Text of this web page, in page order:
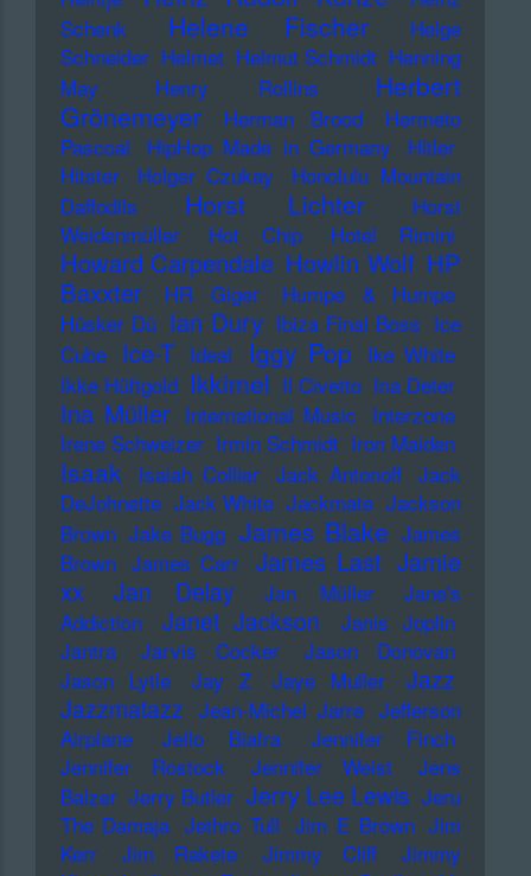
Schenk
Helene Fischer
Helge
Schneider Helmet Helmut Schmidt Henning
May
Henry Rollins
Herbert
Grönemeyer
Herman Brood
Hermeto
Pascoal
HipHop Made in Germany
Hitler
Hitster
Holger Czukay
Honolulu Mountain
Daffodils
Horst Lichter
Horst
Weidenmüller
Hot Chip Hotel Rimini
Howard Carpendale Howlin Wolf HP
Baxxter
HR Giger
Humpe & Humpe
Hüsker Dü Ian Dury Ibiza Final Boss Ice
Cube
Ice-T Ideal Iggy Pop Ike White
Ikke Hüftgold Ikkimel Il Civetto Ina Deter
Ina Müller International Music Interzone
Irene Schweizer Irmin Schmidt Iron Maiden
Isaak Isaiah Collier Jack Antonoff Jack
DeJohnette Jack White Jackmate Jackson
Brown Jake Bugg James Blake James
Brown James Carr James Last Jamie
xx
Jan Delay Jan Müller
Jane's
Addiction
Janet Jackson
Janis Joplin
Jantra
Jarvis Cocker
Jason Donovan
Jason Lytle
Jay Z Jaye Muller
Jazz
Jazzmatazz Jean-Michel Jarre Jefferson
Airplane
Jello Biafra
Jennifer Finch
Jennifer Rostock
Jennifer Weist
Jens
Balzer Jerry Butler Jerry Lee Lewis Jeru
The Damaja Jethro Tull Jim E Brown Jim
Kerr
Jim Rakete Jimmy Cliff
Jimmy